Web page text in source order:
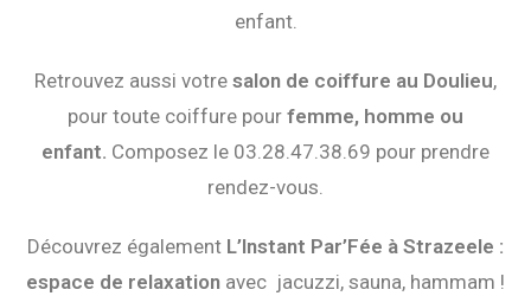
enfant.
Retrouvez aussi votre salon de coiffure au Doulieu,
pour toute coiffure pour femme, homme ou
enfant. Composez le 03.28.47.38.69 pour prendre
rendez-vous.
Découvrez également L’Instant Par’Fée à Strazeele :
espace de relaxation avec jacuzzi, sauna, hammam !